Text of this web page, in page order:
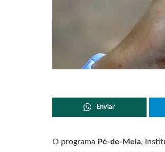
Enviar
O programa Pé-de-Meia,